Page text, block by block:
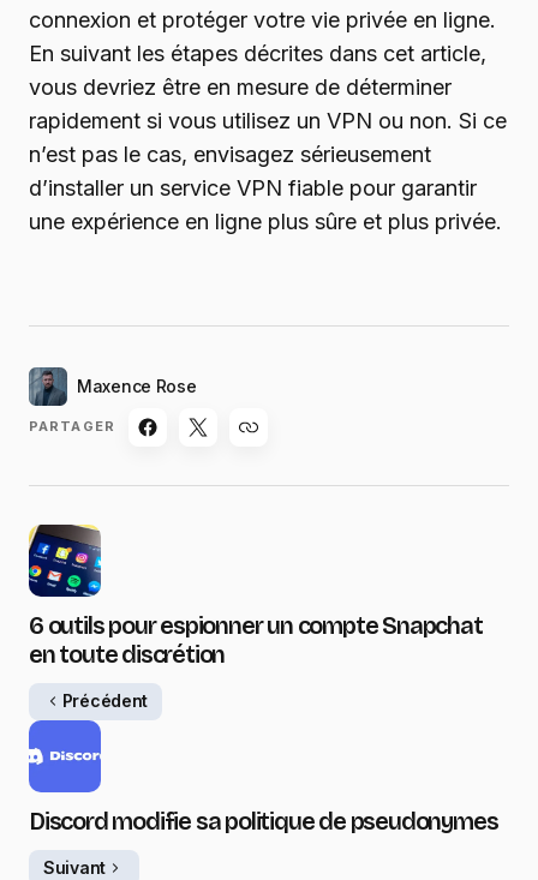
connexion et protéger votre vie privée en ligne.
En suivant les étapes décrites dans cet article,
vous devriez être en mesure de déterminer
rapidement si vous utilisez un VPN ou non. Si ce
n’est pas le cas, envisagez sérieusement
d’installer un service VPN fiable pour garantir
une expérience en ligne plus sûre et plus privée.
Maxence Rose
PARTAGER
6 outils pour espionner un compte Snapchat
en toute discrétion
Précédent
Discord modifie sa politique de pseudonymes
Suivant